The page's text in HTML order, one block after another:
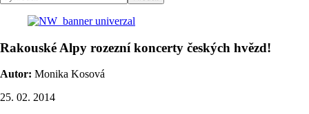
Rakouské Alpy rozezní koncerty českých hvězd!
Autor: Monika Kosová
25. 02. 2014